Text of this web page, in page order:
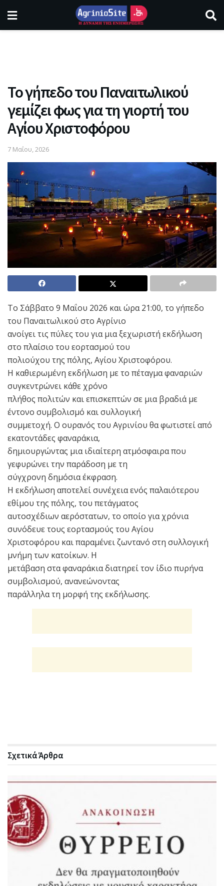
Το γήπεδο του Παναιτωλικού
γεμίζει φως για τη γιορτή του
Αγίου Χριστοφόρου
7 Μαΐου, 2026
Το Σάββατο 9 Μαΐου 2026 και ώρα 21:00, το γήπεδο
του Παναιτωλικού στο Αγρίνιο
ανοίγει τις πύλες του για μια ξεχωριστή εκδήλωση
στο πλαίσιο του εορτασμού του
πολιούχου της πόλης, Αγίου Χριστοφόρου.
Η καθιερωμένη εκδήλωση με το πέταγμα φαναριών
συγκεντρώνει κάθε χρόνο
πλήθος πολιτών και επισκεπτών σε μια βραδιά με
έντονο συμβολισμό και συλλογική
συμμετοχή. Ο ουρανός του Αγρινίου θα φωτιστεί από
εκατοντάδες φαναράκια,
δημιουργώντας μια ιδιαίτερη ατμόσφαιρα που
γεφυρώνει την παράδοση με τη
σύγχρονη δημόσια έκφραση.
Η εκδήλωση αποτελεί συνέχεια ενός παλαιότερου
εθίμου της πόλης, του πετάγματος
αυτοσχέδιων αερόστατων, το οποίο για χρόνια
συνόδευε τους εορτασμούς του Αγίου
Χριστοφόρου και παραμένει ζωντανό στη συλλογική
μνήμη των κατοίκων. Η
μετάβαση στα φαναράκια διατηρεί τον ίδιο πυρήνα
συμβολισμού, ανανεώνοντας
παράλληλα τη μορφή της εκδήλωσης.
ΣχετικάΆρθρα